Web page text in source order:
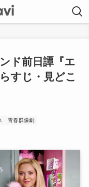
ド前日譚『エ
すじ・見どこ
青春群像劇